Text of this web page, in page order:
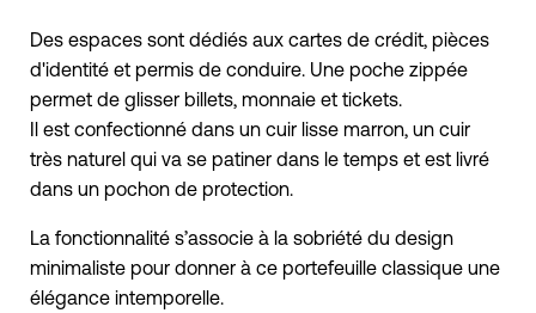
Des espaces sont dédiés aux cartes de crédit, pièces
d'identité et permis de conduire. Une poche zippée
permet de glisser billets, monnaie et tickets.
Il est confectionné dans un cuir lisse marron, un cuir
très naturel qui va se patiner dans le temps et est livré
dans un pochon de protection.
La fonctionnalité s’associe à la sobriété du design
minimaliste pour donner à ce portefeuille classique une
élégance intemporelle.